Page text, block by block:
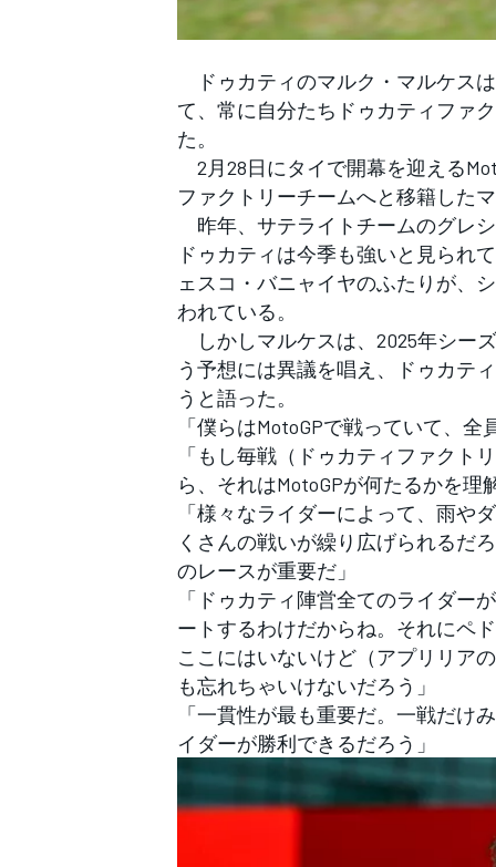
フォーミュラE
ドゥカティのマルク・マルケス
て、常に自分たちドゥカティファ
た。
2月28日にタイで開幕を迎える
ファクトリーチームへと移籍した
昨年、サテライトチームのグレ
ドゥカティは今季も強いと見られ
ェスコ・バニャイヤのふたりが、
われている。
しかしマルケスは、2025年シー
う予想には異議を唱え、ドゥカテ
うと語った。
「僕らはMotoGPで戦っていて、
「もし毎戦（ドゥカティファクト
ら、それはMotoGPが何たるかを理
「様々なライダーによって、雨や
くさんの戦いが繰り広げられるだ
のレースが重要だ」
「ドゥカティ陣営全てのライダー
ートするわけだからね。それにペ
ここにはいないけど（アプリリア
も忘れちゃいけないだろう」
「一貫性が最も重要だ。一戦だけ
イダーが勝利できるだろう」